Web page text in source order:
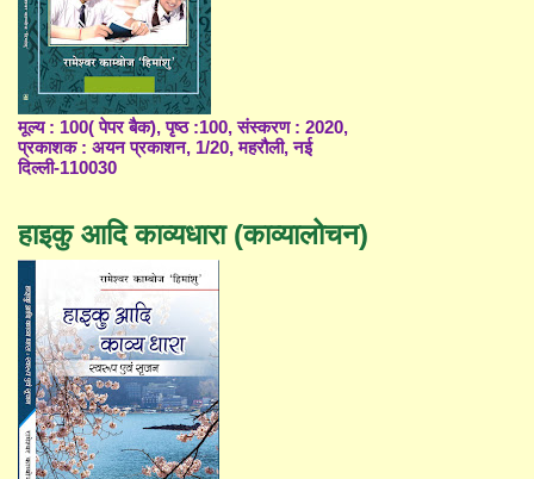
मूल्य : 100( पेपर बैक), पृष्ठ :100, संस्करण : 2020,
प्रकाशक : अयन प्रकाशन, 1/20, महरौली, नई
दिल्ली-110030
हाइकु आदि काव्यधारा (काव्यालोचन)